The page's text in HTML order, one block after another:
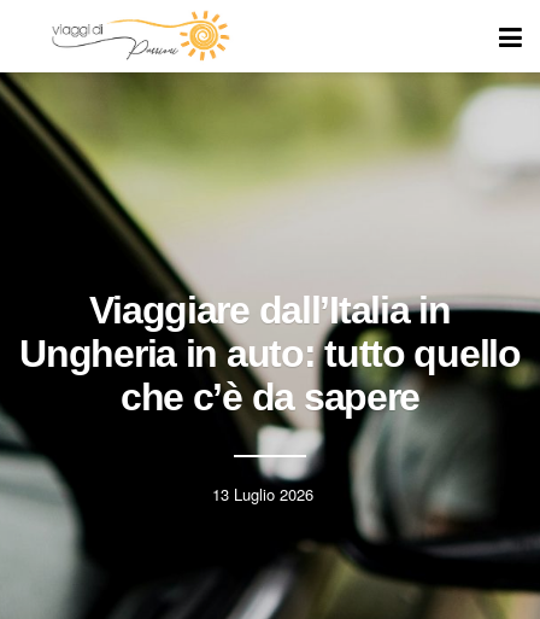
Viaggiare dall’Italia in
Ungheria in auto: tutto quello
che c’è da sapere
13 Luglio 2026